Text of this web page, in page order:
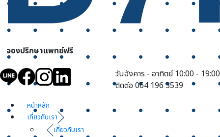
จองปรึกษาแพทย์ฟรี
วันอังคาร - อาทิตย์ 10:00 - 19:00
ติดต่อ 064 196 3539
หน้าหลัก
เกี่ยวกับเรา
เกี่ยวกับเรา